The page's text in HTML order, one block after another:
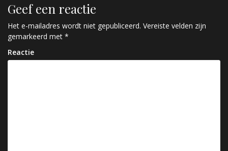
i
c
h
t
Geef een reactie
Het e-mailadres wordt niet gepubliceerd. Vereiste velden zijn
gemarkeerd met *
Reactie